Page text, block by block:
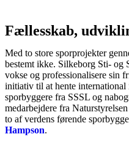
Fællesskab,
Med to store sporprojekter
bestemt ikke. Silkeborg Sti- og
vokse og professionalisere sin
initiativ til at hente
sporbyggere fra SSSL og
medarbejdere fra
to af verdens førende
Hampson.